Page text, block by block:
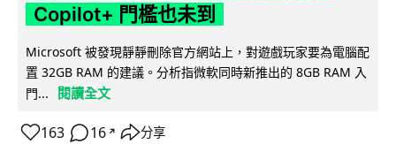
Copilot+ 門檻也未到
Microsoft 被發現靜靜刪除官方網站上，對遊戲玩家要為電腦配
置 32GB RAM 的建議。分析指微軟同時新推出的 8GB RAM 入
門...
閱讀全文
163 16 ↗ 分享